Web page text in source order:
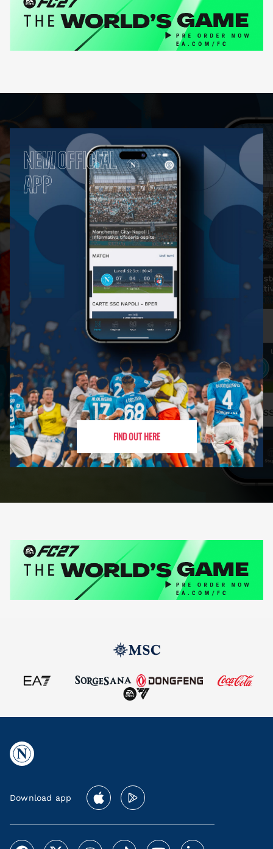
NEW OFFICIAL
APP
FIND OUT HERE
Download app